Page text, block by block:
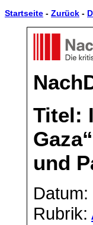
Startseite - Zurück -
Titel:
und
Rubrik: